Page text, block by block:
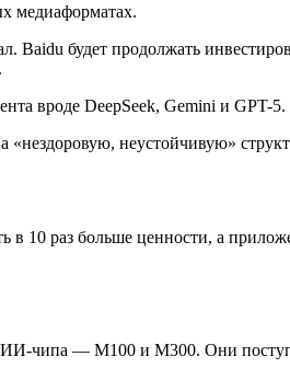
медиаформатах.
будет продолжать
вроде DeepSeek, Gemini и GPT-5.
«нездоровую, неустойчивую»
в 10 раз больше ценности, а
ИИ-чипа — M100 и M300. Они